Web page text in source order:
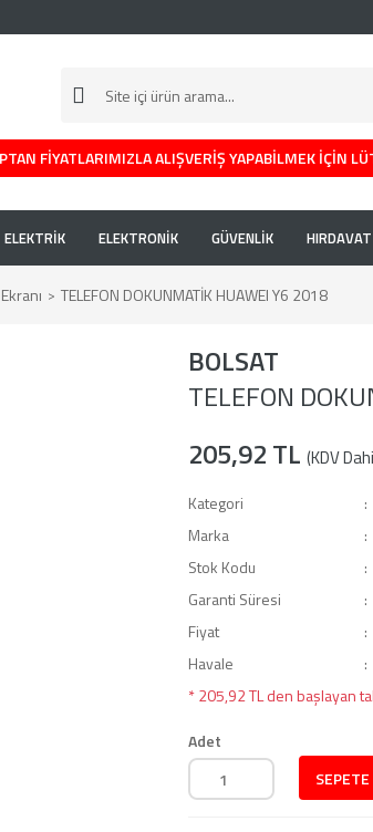
FİYATLARIMIZLA ALIŞVERİŞ YAPABİLMEK İÇİN
ELEKTRİK ELEKTRONİK GÜVENLİK HIRDAVAT
TELEFON DOKUNMATİK HUAWEI Y6 2018
BOLSAT
TELEFON
205,92 TL (KDV
Kategori
Marka
Stok Kodu
Garanti Süresi
Fiyat
Havale
* 205,92 TL den başlayan
Adet